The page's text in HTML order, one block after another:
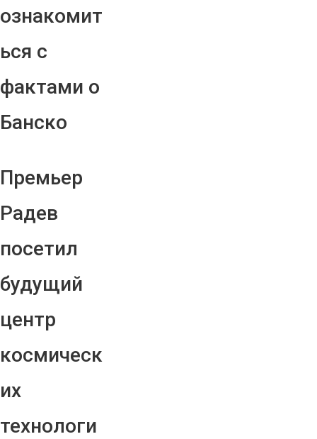
ознакомит
ься с
фактами о
Банско
Премьер
Радев
посетил
будущий
центр
космическ
их
технологи